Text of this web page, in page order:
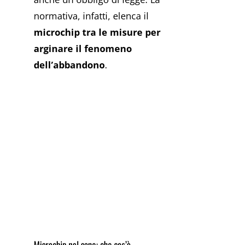
normativa, infatti, elenca il
microchip tra le misure per
arginare il fenomeno
dell’abbandono.